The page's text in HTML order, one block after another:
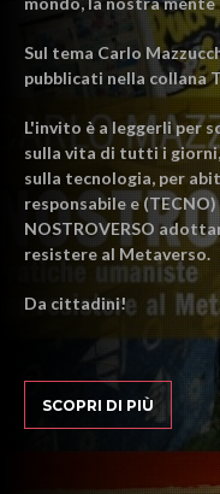
Sul tema Carlo
pubblicati nella collana
L'invito è a leggerli per
sulla vita di tutti i
sulla tecnologia, per
responsabile e
NOSTROVERSO
resistere al Metaverso.
Da cittadini!
SCOPRI DI PIÙ